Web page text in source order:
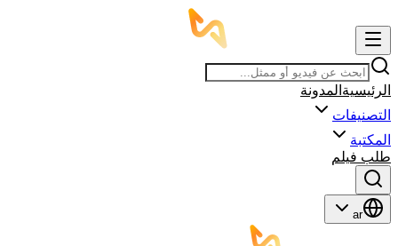
الرئيسية المدونة
التصنيفات
المكتبة
طلب فيلم
ar